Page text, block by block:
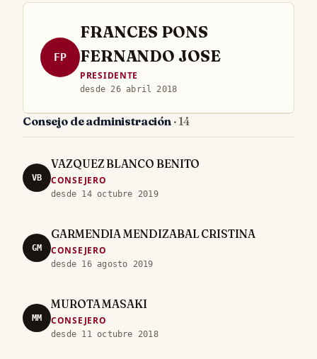
FP
FRANCES PONS
FERNANDO JOSE
PRESIDENTE
desde 26 abril 2018
Consejo de administración · 14
VB
VAZQUEZ BLANCO BENITO
CONSEJERO
desde 14 octubre 2019
GM
GARMENDIA MENDIZABAL CRISTINA
CONSEJERO
desde 16 agosto 2019
MM
MUROTA MASAKI
CONSEJERO
desde 11 octubre 2018